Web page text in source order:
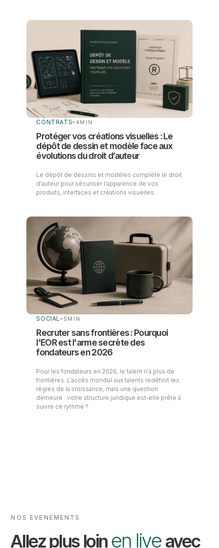
CONTRATS• 4MIN
Protéger vos créations visuelles : Le
dépôt de dessin et modèle face aux
évolutions du droit d’auteur
Le dépôt de dessins et modèles complète le droit
d'auteur pour sécuriser l'apparence de vos
produits, interfaces et créations visuelles.
SOCIAL • 5MIN
Recruter sans frontières : Pourquoi
l'EOR est l'arme secrète des
fondateurs en 2026
Pour les fondateurs en 2026, le talent n'a plus de
frontières. L'accès mondial aux talents redéfinit les
règles de la croissance, mais une question
demeure : votre structure juridique est-elle prête à
suivre ce rythme ?
NOS EVENEMENTS
Allez plus loin en live avec